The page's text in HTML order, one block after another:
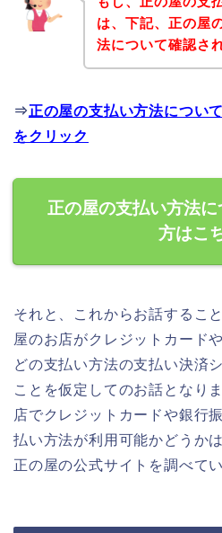
は、下記、正の屋
法について確認さ
⇒正の屋の支払い方法につい
をクリック
正の屋の支払い方法
方はこ
それと、これからお話するこ
屋のお店がクレジットカード
どの支払い方法の支払い決済
ことを仮定してのお話となり
店でクレジットカードや銀行
払い方法が利用可能かどうか
正の屋の公式サイトを調べて